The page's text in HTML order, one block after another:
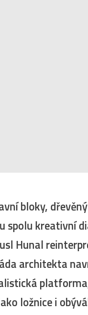
bloky,
spolu kreativní
Hunal
architekta
ložnice i